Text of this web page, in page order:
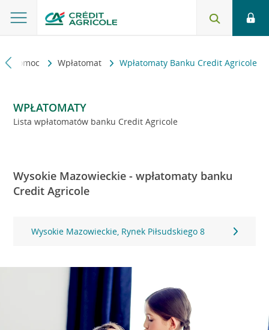
i pomoc Wpłatomat Wpłatomaty Banku Credit Agricole
WPŁATOMATY
Lista wpłatomatów banku Credit Agricole
Wysokie Mazowieckie - wpłatomaty banku
Credit Agricole
Wysokie Mazowieckie, Rynek Piłsudskiego 8